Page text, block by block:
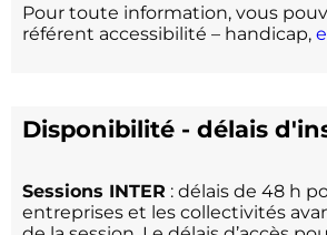
Pour toute information, vous
référent accessibilité – handicap,
Disponibilité - délais
Sessions INTER : délais de 48 h
entreprises et les collectivités